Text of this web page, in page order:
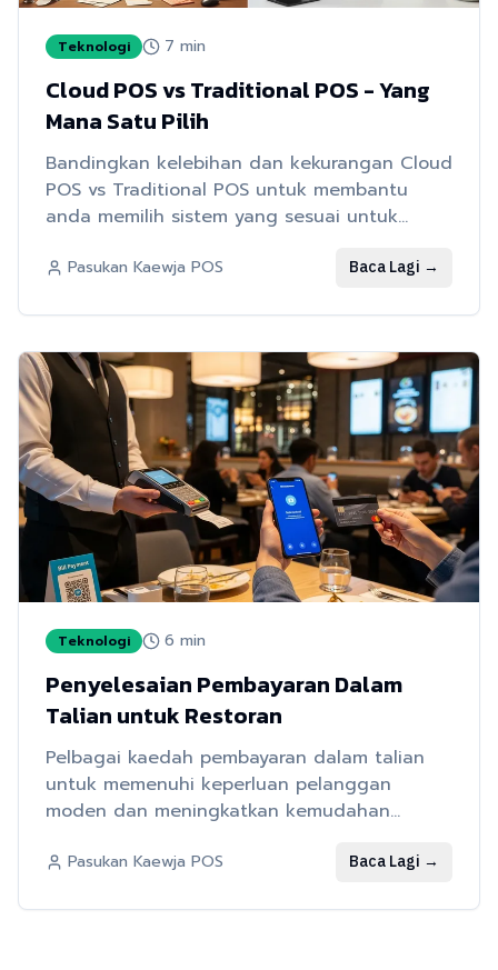
Teknologi 7 min
Cloud POS vs Traditional POS - Yang
Mana Satu Pilih
Bandingkan kelebihan dan kekurangan Cloud
POS vs Traditional POS untuk membantu
anda memilih sistem yang sesuai untuk
Pasukan Kaewja POS Baca Lagi →
Teknologi 6 min
Penyelesaian Pembayaran Dalam
Talian untuk Restoran
Pelbagai kaedah pembayaran dalam talian
untuk memenuhi keperluan pelanggan
moden dan meningkatkan kemudahan
Pasukan Kaewja POS Baca Lagi →